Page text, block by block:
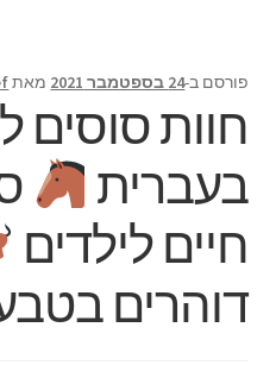
פורסם ב-24 בספטמבר 2021 מאת
חוות סוסים
בעברית
חיים לילדים
דוהרים